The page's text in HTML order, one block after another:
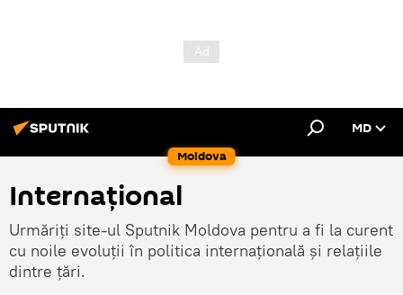
Moldova
MD
Internațional
Urmăriți site-ul Sputnik Moldova pentru a fi la curent
cu noile evoluții în politica internațională și relațiile
dintre țări.